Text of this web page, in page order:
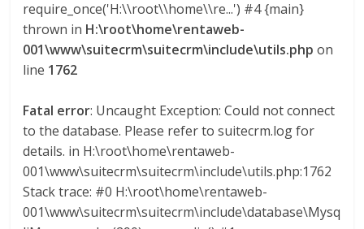
a
r
a
e
require_once('H:\\root\\home\\re...') #4 {main}
thrown in H:\root\home\rentaweb-
001\www\suitecrm\suitecrm\include\utils.php on
line 1762
Fatal error: Uncaught Exception: Could not connect
to the database. Please refer to suitecrm.log for
details. in H:\root\home\rentaweb-
001\www\suitecrm\suitecrm\include\utils.php:1762
Stack trace: #0 H:\root\home\rentaweb-
001\www\suitecrm\suitecrm\include\database\Mysq